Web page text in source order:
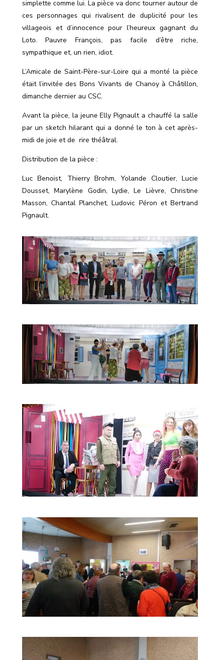
simplette comme lui. La pièce va donc tourner autour de
ces personnages qui rivalisent de duplicité pour les
villageois et d’innocence pour l’heureux gagnant du
Loto. Pauvre François, pas facile d’être riche,
sympathique et, un rien, idiot.
L’Amicale de Saint-Père-sur-Loire qui a monté la pièce
était l’invitée des Bons Vivants de Chanoy à Châtillon,
dimanche dernier au CSC.
Avant la pièce, la jeune Elly Pignault a chauffé la salle
par un sketch hilarant qui a donné le ton à cet après-
midi de joie et de rire théâtral.
Distribution de la pièce :
Luc Benoist, Thierry Brohm, Yolande Cloutier, Lucie
Dousset, Marylène Godin, Lydie, Le Lièvre, Christine
Masson, Chantal Planchet, Ludovic Péron et Bertrand
Pignault.